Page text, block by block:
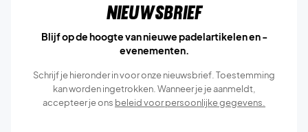
Nieuwsbrief
Blijf op de hoogte van nieuwe padelartikelen en -
evenementen.
Schrijf je hieronder in voor onze nieuwsbrief. Toestemming
kan worden ingetrokken. Wanneer je je aanmeldt,
accepteer je ons beleid voor persoonlijke gegevens.